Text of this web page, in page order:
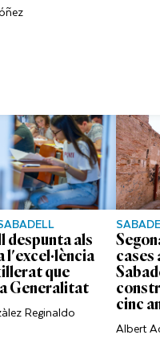
despunta als
l'excel·lència
que
Generalitat
Reginaldo
cases
cinc
Albert